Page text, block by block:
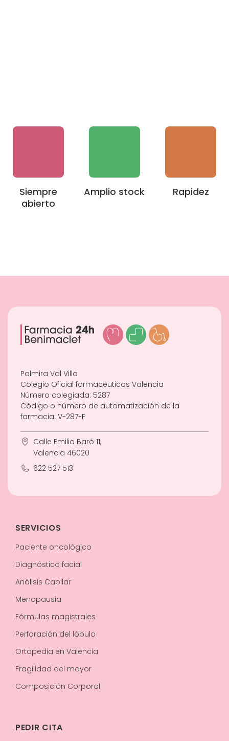
Siempre
abierto
Amplio stock Rapidez
Palmira Val Villa
Colegio Oficial farmaceuticos Valencia
Número colegiada: 5287
Código o número de automatización de la
farmacia: V-287-F
Calle Emilio Baró 11,
Valencia 46020
622 527 513
SERVICIOS
Paciente oncológico
Diagnóstico facial
Análisis Capilar
Menopausia
Fórmulas magistrales
Perforación del lóbulo
Ortopedia en Valencia
Fragilidad del mayor
Composición Corporal
PEDIR CITA